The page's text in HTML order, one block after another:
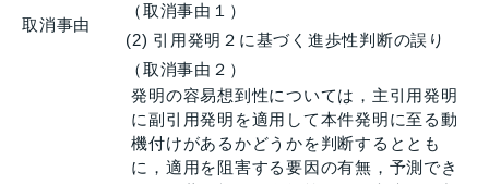
取消事由
（取消事由１）
(2) 引用発明２に基づく進歩性判断の誤り
（取消事由２）
発明の容易想到性については，主引用発明
に副引用発明を適用して本件発明に至る動
機付けがあるかどうかを判断するととも
に，適用を阻害する要因の有無，予測でき